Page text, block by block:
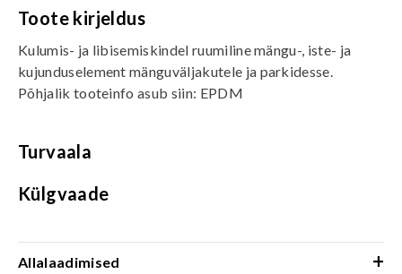
Toote kirjeldus
Kulumis- ja libisemiskindel ruumiline mängu-, iste- ja
kujunduselement mänguväljakutele ja parkidesse.
Põhjalik tooteinfo asub siin: EPDM
Turvaala
Külgvaade
Allalaadimised +